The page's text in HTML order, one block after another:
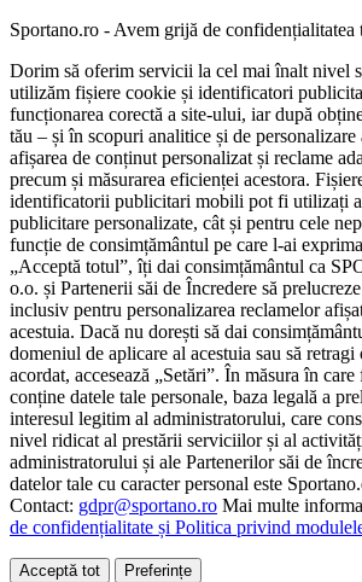
Sportano.ro - Avem grijă de confidențialitatea
Dorim să oferim servicii la cel mai înalt nivel
utilizăm fișiere cookie și identificatori
funcționarea corectă a site-ului, iar după
tău – și în scopuri analitice și de personalizare
afișarea de conținut personalizat și reclame
precum și măsurarea eficienței acestora.
identificatorii publicitari mobili pot fi utilizați
publicitare personalizate, cât și pentru cele
funcție de consimțământul pe care l-ai
„Acceptă totul”, îți dai consimțământul ca
o.o. și Partenerii săi de Încredere să
inclusiv pentru personalizarea reclamelor
acestuia. Dacă nu dorești să dai
domeniul de aplicare al acestuia sau să
acordat, accesează „Setări”. În măsura în
conține datele tale personale, baza legală a
interesul legitim al administratorului, care
nivel ridicat al prestării serviciilor și al
administratorului și ale Partenerilor săi de
datelor tale cu caracter personal este
Contact: gdpr@sportano.ro Mai multe
de confidențialitate și Politica privind
Acceptă tot Preferințe